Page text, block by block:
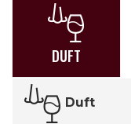
DUFT
Duft